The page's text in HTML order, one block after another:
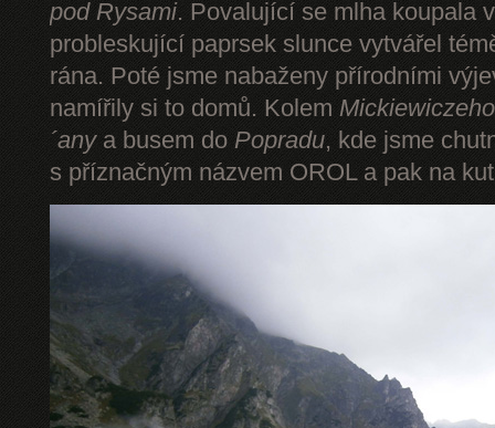
pod Rysami. Povalující se mlha koupala
probleskující paprsek slunce vytvářel
rána. Poté jsme nabaženy přírodními
namířily si to domů. Kolem
´anya busem do Popradu, kde jsme
s příznačným názvem OROL a pak na